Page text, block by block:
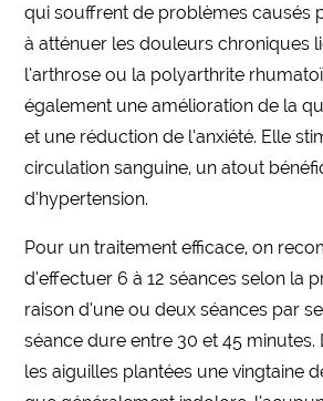
qui souffrent de problèmes causés
à atténuer les douleurs chroniques
l’arthrose ou la polyarthrite
également une amélioration de la
et une réduction de l’anxiété. Elle
circulation sanguine, un atout
d’hypertension.
Pour un traitement efficace, on
d’effectuer 6 à 12 séances selon la
raison d’une ou deux séances par
séance dure entre 30 et 45 minutes.
les aiguilles plantées une vingtaine